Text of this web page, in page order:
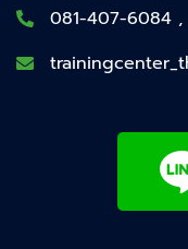
081-407-6084 ,